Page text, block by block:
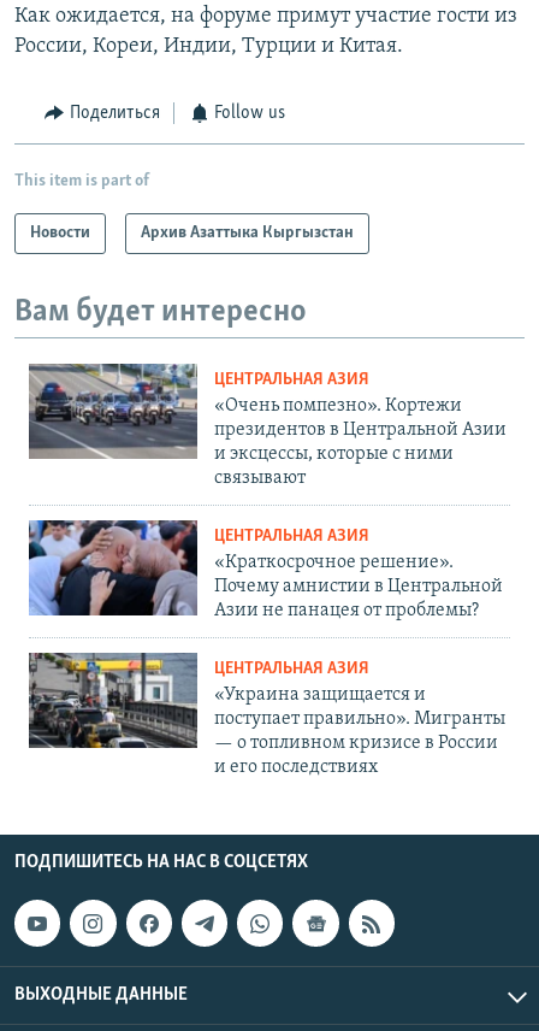
Как ожидается, на форуме примут участие гости из
России, Кореи, Индии, Турции и Китая.
Поделиться Follow us
This item is part of
Новости Архив Азаттыка Кыргызстан
Вам будет интересно
ЦЕНТРАЛЬНАЯ АЗИЯ
«Очень помпезно». Кортежи
президентов в Центральной Азии
и эксцессы, которые с ними
связывают
ЦЕНТРАЛЬНАЯ АЗИЯ
«Краткосрочное решение».
Почему амнистии в Центральной
Азии не панацея от проблемы?
ЦЕНТРАЛЬНАЯ АЗИЯ
«Украина защищается и
поступает правильно». Мигранты
— о топливном кризисе в России
и его последствиях
ПОДПИШИТЕСЬ НА НАС В СОЦСЕТЯХ
ВЫХОДНЫЕ ДАННЫЕ